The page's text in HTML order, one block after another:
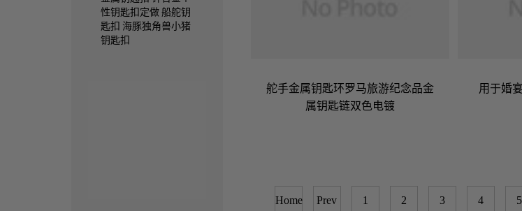
性钥匙扣定做 船舵钥
匙扣 海豚独角兽小猪
钥匙扣
舵手金属钥匙环罗马旅游纪念品金
属钥匙链双色电镀
用于婚
Home Prev 1 2 3 4 5